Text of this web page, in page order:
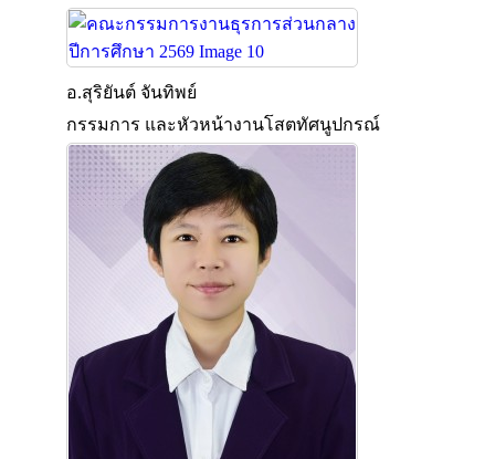
อ.สุริยันต์ จันทิพย์
กรรมการ และหัวหน้างานโสตทัศนูปกรณ์